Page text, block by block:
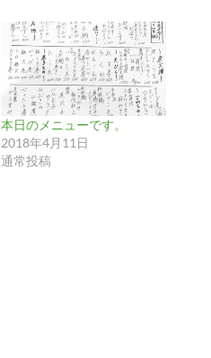
本日のメニューです。
2018年4月11日
通常投稿